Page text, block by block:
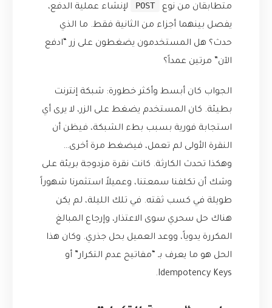
متطابقان من نوع
POST
لإنشاء عملية الدفع،
يفصل بينهما أجزاء من الثانية فقط. ما الذي
حدث؟ هل المستخدمون يضغطون على زر “ادفع
الآن” مرتين عمداً؟
الجواب كان أبسط وأكثر خطورة: شبكة إنترنت
بطيئة. كان المستخدم يضغط على الزر، لا يرى أي
استجابة فورية بسبب بطء الشبكة، فيظن أن
النقرة الأولى لم تعمل، فيضغط مرة أخرى…
وهكذا تحدث الكارثة. كانت نقرة مزدوجة بريئة على
وشك أن تكلفنا سمعتنا، وعميلاً استثمرنا شهوراً
طويلة في كسب ثقته. في تلك الليلة، لم يكن
هناك حل سحري سوى الاعتذار، وإرجاع المبالغ
المكررة يدوياً، ووعد العميل بحل جذري. وكان هذا
الحل هو ما يعرف بـ “مفاتيح عدم التكرار” أو
Idempotency Keys.